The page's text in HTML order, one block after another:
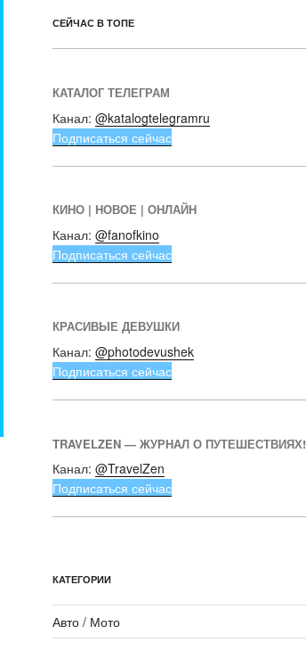
СЕЙЧАС В ТОПЕ
КАТАЛОГ ТЕЛЕГРАМ
Канал: @katalogtelegramru
Подписаться сейчас
КИНО | НОВОЕ | ОНЛАЙН
Канал: @fanofkino
Подписаться сейчас
КРАСИВЫЕ ДЕВУШКИ
Канал: @photodevushek
Подписаться сейчас
TRAVELZEN — ЖУРНАЛ О ПУТЕШЕСТВИЯХ!
Канал: @TravelZen
Подписаться сейчас
КАТЕГОРИИ
Авто / Мото